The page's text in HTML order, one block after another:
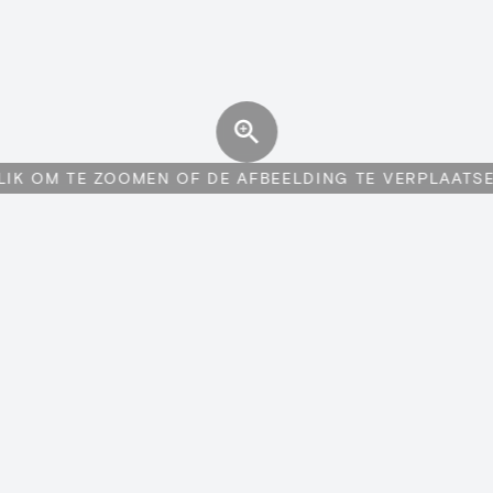
OM TE ZOOMEN OF DE AFBEELDING TE